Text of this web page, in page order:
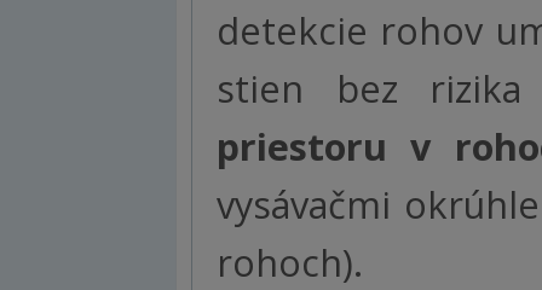
detekcie rohov
stien bez
priestoru v
vysávačmi
rohoch).